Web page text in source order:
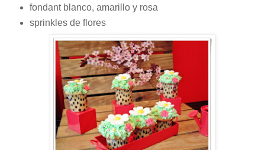
fondant blanco, amarillo y rosa
sprinkles de flores